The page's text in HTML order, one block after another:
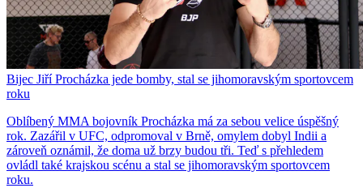
Bijec Jiří Procházka jede bomby, stal se jihomoravským sportovcem
roku
Oblíbený MMA bojovník Procházka má za sebou velice úspěšný
rok. Zazářil v UFC, odpromoval v Brně, omylem dobyl Indii a
zároveň oznámil, že doma už brzy budou tři. Teď s přehledem
ovládl také krajskou scénu a stal se jihomoravským sportovcem
roku.